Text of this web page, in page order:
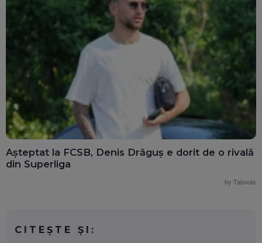
Așteptat la FCSB, Denis Drăguș e dorit de o rivală
din Superliga
by Taboola
CITEȘTE ȘI: